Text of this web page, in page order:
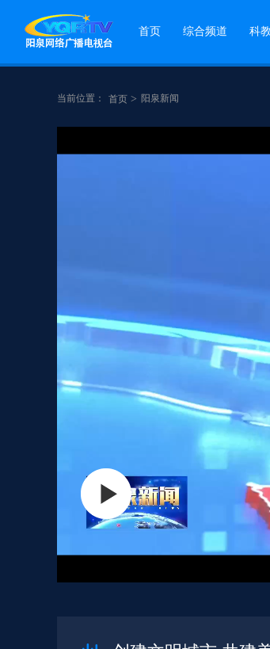
首页 综合频道 科
当前位置： 首页 > 阳泉新闻